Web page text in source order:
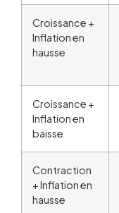
Croissance +
Inflation en
hausse
Croissance +
Inflation en
baisse
Contraction
+ Inflation en
hausse